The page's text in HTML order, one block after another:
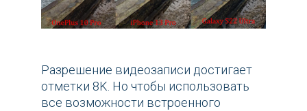
Разрешение видеозаписи достигает
отметки 8K. Но чтобы использовать
все возможности встроенного